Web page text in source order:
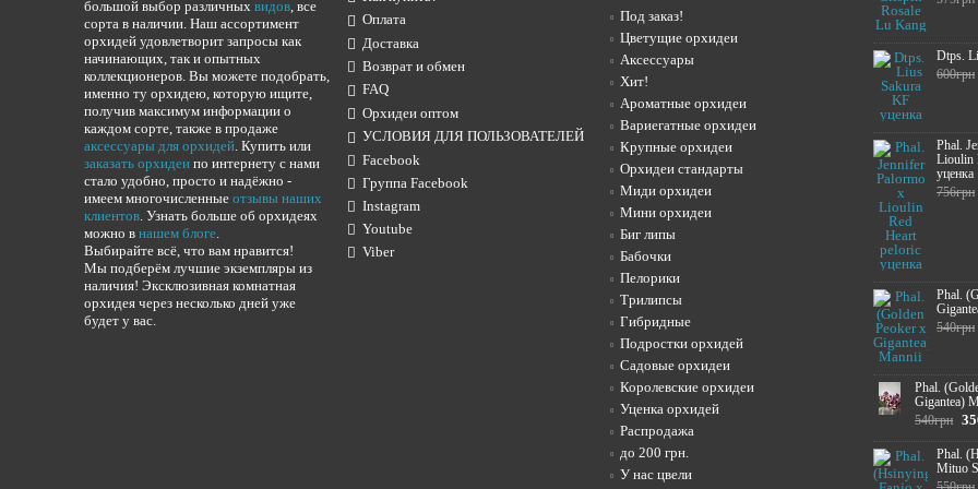
большой выбор различных видов, все
сорта в наличии. Наш ассортимент
орхидей удовлетворит запросы как
начинающих, так и опытных
коллекционеров. Вы можете подобрать,
именно ту орхидею, которую ищите,
получив максимум информации о
каждом сорте, также в продаже
аксессуары для орхидей. Купить или
заказать орхидеи по интернету с нами
стало удобно, просто и надёжно -
имеем многочисленные отзывы наших
клиентов. Узнать больше об орхидеях
можно в нашем блоге.
Выбирайте всё, что вам нравится!
Мы подберём лучшие экземпляры из
наличия! Эксклюзивная комнатная
орхидея через несколько дней уже
будет у вас.
Оплата
Доставка
Возврат и обмен
FAQ
Орхидеи оптом
УСЛОВИЯ ДЛЯ ПОЛЬЗОВАТЕЛЕЙ
Facebook
Группа Facebook
Instagram
Youtube
Viber
Под заказ!
Цветущие орхидеи
Аксессуары
Хит!
Ароматные орхидеи
Вариегатные орхидеи
Крупные орхидеи
Орхидеи стандарты
Миди орхидеи
Мини орхидеи
Биг липы
Бабочки
Пелорики
Трилипсы
Гибридные
Подростки орхидей
Садовые орхидеи
Королевские орхидеи
Уценка орхидей
Распродажа
до 200 грн.
У нас цвели
Dtps.
600грн
Phal.
Lioulin
уценка
756грн
Phal.
540грн
Phal.
Gigantea)
540грн
Phal.
Mituo